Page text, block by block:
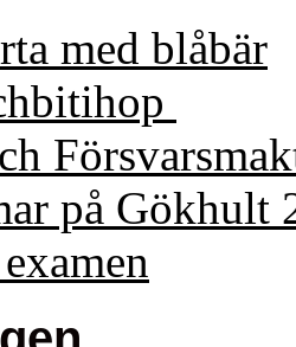
med blåbär
på Gökhult